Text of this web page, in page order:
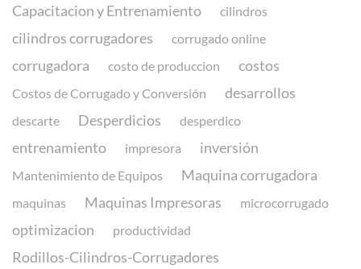
Capacitacion y Entrenamiento cilindros
cilindros corrugadores corrugado online
corrugadora costo de produccion costos
Costos de Corrugado y Conversión desarrollos
descarte Desperdicios desperdico
entrenamiento impresora inversión
Mantenimiento de Equipos Maquina corrugadora
maquinas Maquinas Impresoras microcorrugado
optimizacion productividad
Rodillos-Cilindros-Corrugadores